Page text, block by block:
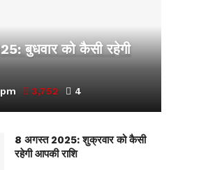
बुधवार को कैसी रहेगी
3,752 4
8 अगस्त 2025: शुक्रवार को कैसी
रहेगी आपकी राशि